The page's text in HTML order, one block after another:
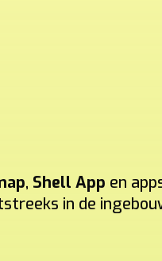
, Shell App en
in de